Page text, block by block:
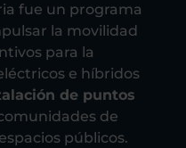
fue un programa
la movilidad
para la
e híbridos
de puntos
de
públicos.